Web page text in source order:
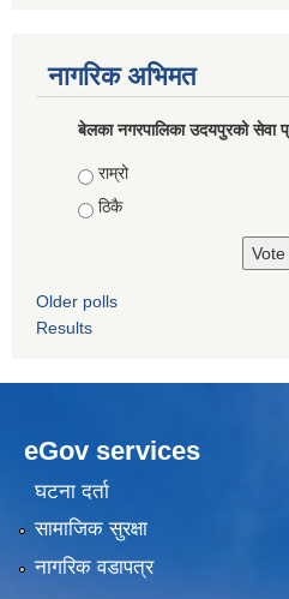
नागरिक अभिमत
बेलका नगरपालिका उदयपुरको सेवा
Choices
राम्रो
ठिकै
Older polls
Results
eGov services
घटना दर्ता
सामाजिक सुरक्षा
नागरिक वडापत्र